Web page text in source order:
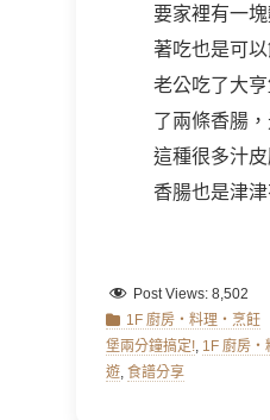
要家裡有一
著吃也是可
老公吃了大
了兩條香腸
這種很多汁
香腸也是津津
Post Views: 8,502
Categories
1F 廚房‧料理‧烹飪
堡兩分鐘搞定!, 1F 廚房‧
遊, 食譜分享